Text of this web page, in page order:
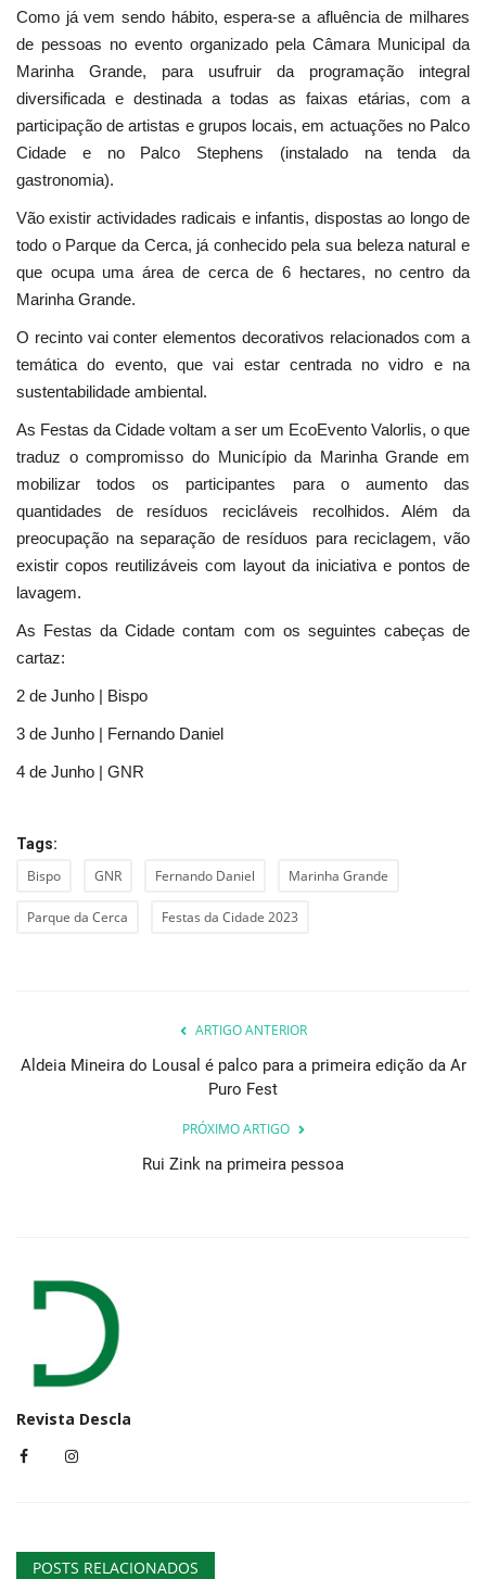
Como já vem sendo hábito, espera-se a afluência de milhares
de pessoas no evento organizado pela Câmara Municipal da
Marinha Grande, para usufruir da programação integral
diversificada e destinada a todas as faixas etárias, com a
participação de artistas e grupos locais, em actuações no Palco
Cidade e no Palco Stephens (instalado na tenda da
gastronomia).
Vão existir actividades radicais e infantis, dispostas ao longo de
todo o Parque da Cerca, já conhecido pela sua beleza natural e
que ocupa uma área de cerca de 6 hectares, no centro da
Marinha Grande.
O recinto vai conter elementos decorativos relacionados com a
temática do evento, que vai estar centrada no vidro e na
sustentabilidade ambiental.
As Festas da Cidade voltam a ser um EcoEvento Valorlis, o que
traduz o compromisso do Município da Marinha Grande em
mobilizar todos os participantes para o aumento das
quantidades de resíduos recicláveis recolhidos. Além da
preocupação na separação de resíduos para reciclagem, vão
existir copos reutilizáveis com layout da iniciativa e pontos de
lavagem.
As Festas da Cidade contam com os seguintes cabeças de
cartaz:
2 de Junho | Bispo
3 de Junho | Fernando Daniel
4 de Junho | GNR
Tags:
Bispo GNR Fernando Daniel Marinha Grande
Parque da Cerca Festas da Cidade 2023
ARTIGO ANTERIOR
Aldeia Mineira do Lousal é palco para a primeira edição da Ar
Puro Fest
PRÓXIMO ARTIGO
Rui Zink na primeira pessoa
Revista Descla
POSTS RELACIONADOS